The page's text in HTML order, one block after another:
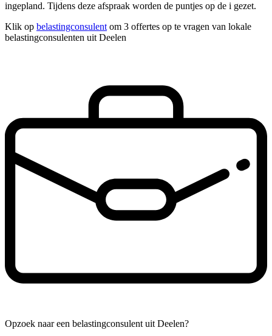
ingepland. Tijdens deze afspraak worden de puntjes op de i gezet.
Klik op belastingconsulent om 3 offertes op te vragen van lokale
belastingconsulenten uit Deelen
Opzoek naar een belastingconsulent uit Deelen?